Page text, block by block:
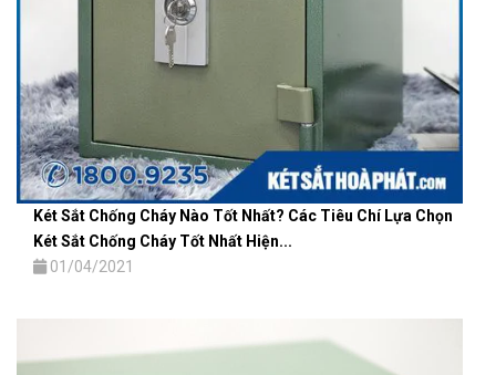
Két Sắt Chống Cháy Nào Tốt Nhất? Các Tiêu Chí Lựa Chọn
Két Sắt Chống Cháy Tốt Nhất Hiện...
01/04/2021